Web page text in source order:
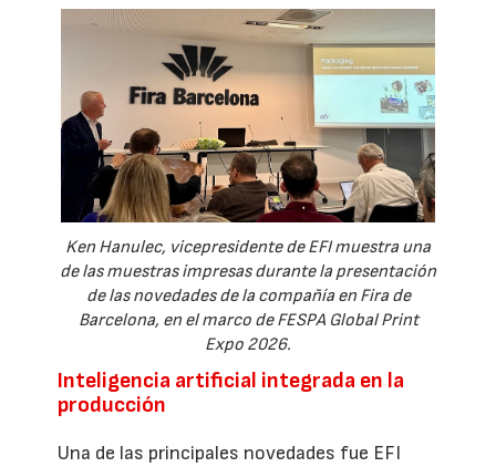
Ken Hanulec, vicepresidente de EFI muestra una
de las muestras impresas durante la presentación
de las novedades de la compañía en Fira de
Barcelona, en el marco de FESPA Global Print
Expo 2026.
Inteligencia artificial integrada en la
producción
Una de las principales novedades fue EFI